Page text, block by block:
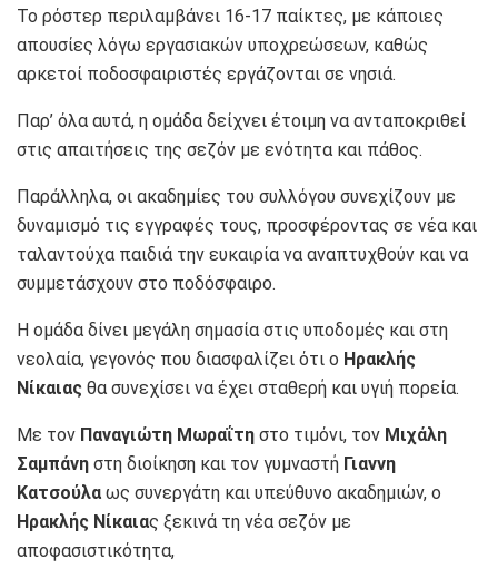
Το ρόστερ περιλαμβάνει 16-17 παίκτες, με κάποιες
απουσίες λόγω εργασιακών υποχρεώσεων, καθώς
αρκετοί ποδοσφαιριστές εργάζονται σε νησιά.
Παρ’ όλα αυτά, η ομάδα δείχνει έτοιμη να ανταποκριθεί
στις απαιτήσεις της σεζόν με ενότητα και πάθος.
Παράλληλα, οι ακαδημίες του συλλόγου συνεχίζουν με
δυναμισμό τις εγγραφές τους, προσφέροντας σε νέα και
ταλαντούχα παιδιά την ευκαιρία να αναπτυχθούν και να
συμμετάσχουν στο ποδόσφαιρο.
Η ομάδα δίνει μεγάλη σημασία στις υποδομές και στη
νεολαία, γεγονός που διασφαλίζει ότι ο Ηρακλής
Νίκαιας θα συνεχίσει να έχει σταθερή και υγιή πορεία.
Με τον Παναγιώτη Μωραΐτη στο τιμόνι, τον Μιχάλη
Σαμπάνη στη διοίκηση και τον γυμναστή Γιαννη
Κατσούλα ως συνεργάτη και υπεύθυνο ακαδημιών, ο
Ηρακλής Νίκαιας ξεκινά τη νέα σεζόν με
αποφασιστικότητα,